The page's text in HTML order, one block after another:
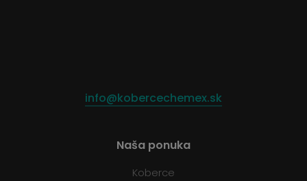
info@kobercechemex.sk
Naša ponuka
Koberce